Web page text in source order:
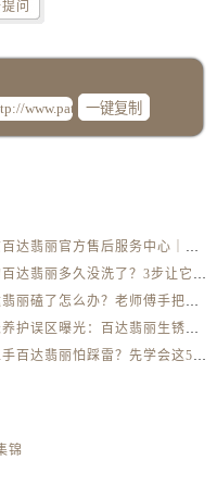
问
一键复制
北京百达翡丽官方售后服务中心｜网点地址与客服电话权威信息公示（2026年6月最新）
你的百达翡丽多久没洗了？3步让它焕然一新
百达翡丽磕了怎么办？老师傅手把手教你修复技巧
名表养护误区曝光：百达翡丽生锈真相揭秘
买二手百达翡丽怕踩雷？先学会这5个防伪要点
锦